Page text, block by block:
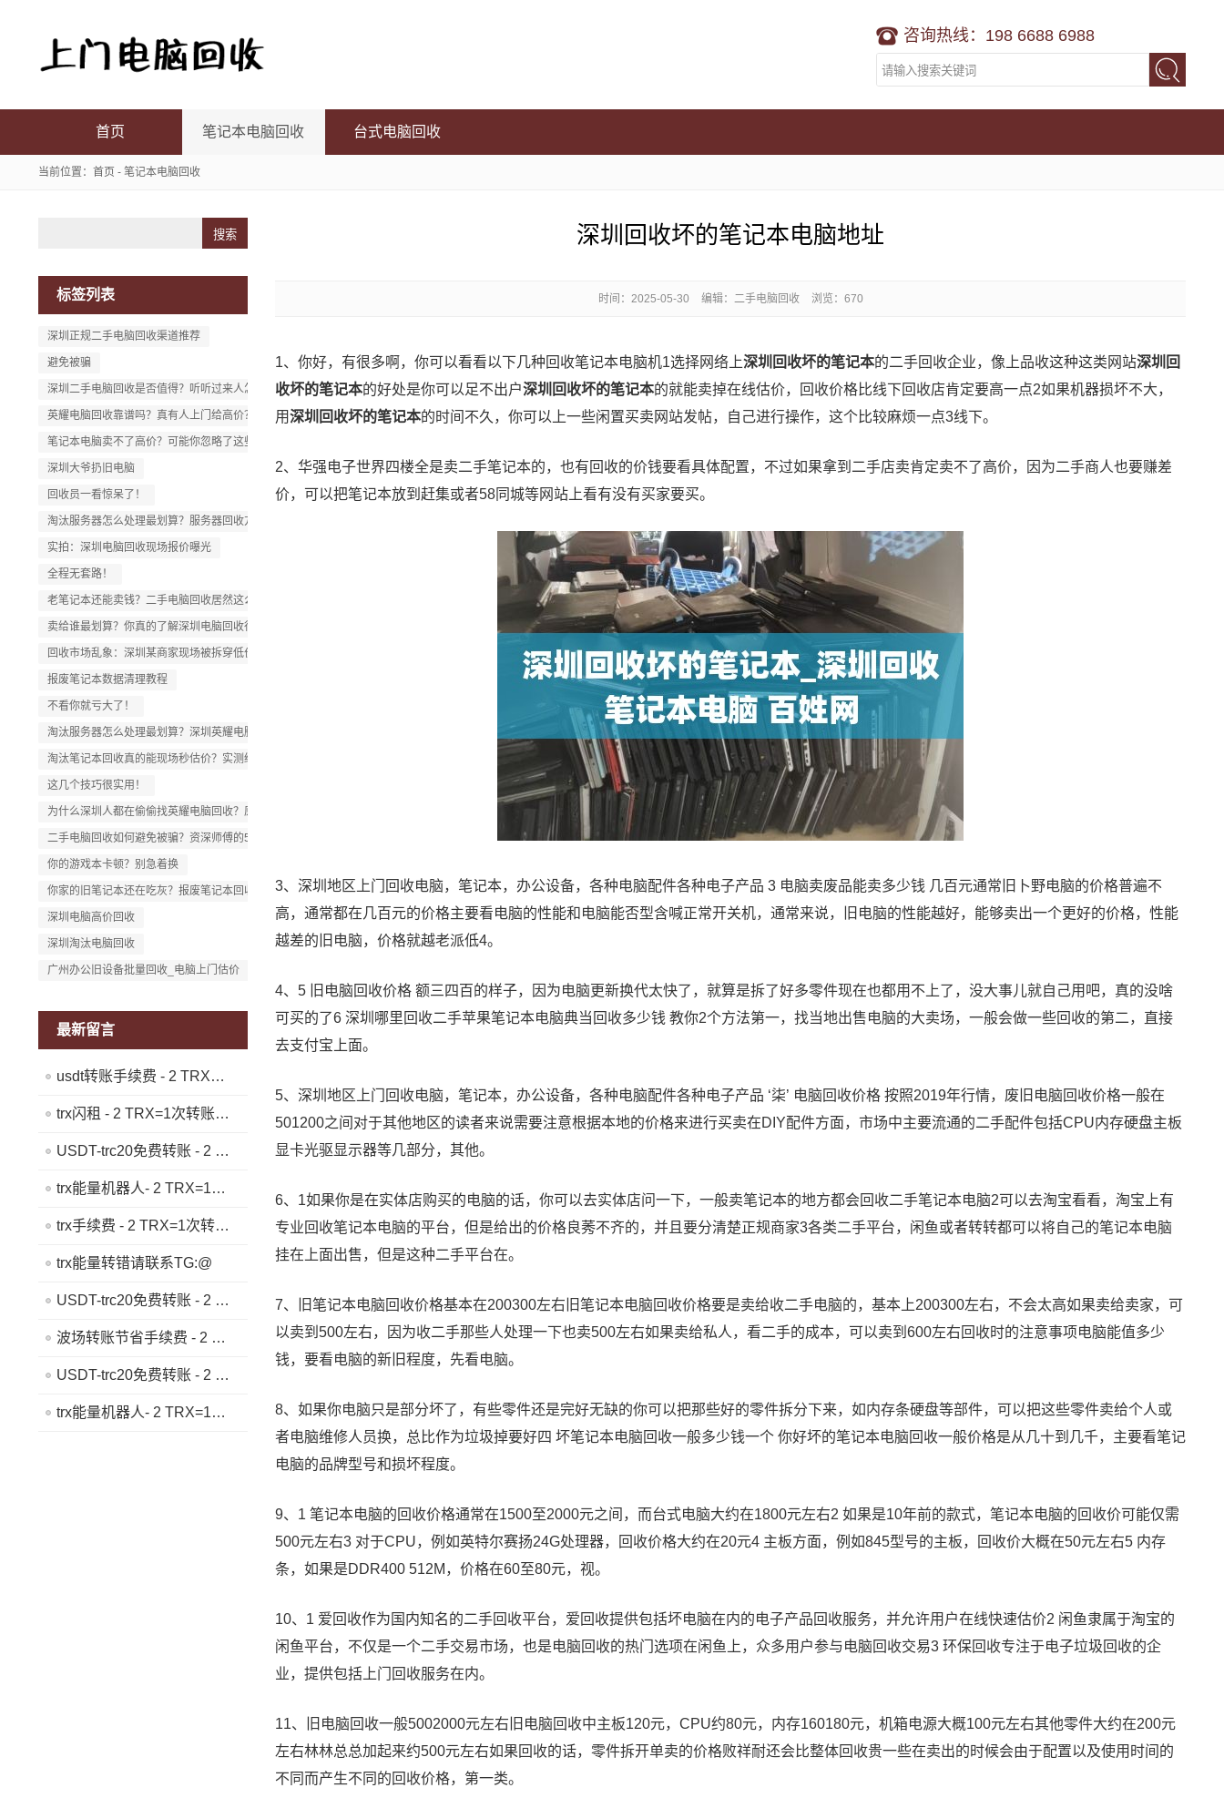
咨询热线：198 6688 6988
首页 笔记本电脑回收 台式电脑回收
当前位置： 首页 - 笔记本电脑回收
标签列表
深圳正规二手电脑回收渠道推荐
避免被骗
深圳二手电脑回收是否值得？听听过来人怎么说
英耀电脑回收靠谱吗？真有人上门给高价？
笔记本电脑卖不了高价？可能你忽略了这些细节
深圳大爷扔旧电脑
回收员一看惊呆了！
淘汰服务器怎么处理最划算？服务器回收方案推荐
实拍：深圳电脑回收现场报价曝光
全程无套路！
老笔记本还能卖钱？二手电脑回收居然这么值钱！
卖给谁最划算？你真的了解深圳电脑回收行情？
回收市场乱象：深圳某商家现场被拆穿低价套路！
报废笔记本数据清理教程
不看你就亏大了！
淘汰服务器怎么处理最划算？深圳英耀电脑回收方案推荐
淘汰笔记本回收真的能现场秒估价？实测结果公布
这几个技巧很实用！
为什么深圳人都在偷偷找英耀电脑回收？原来是因为这个
二手电脑回收如何避免被骗？资深师傅的5条忠告
你的游戏本卡顿？别急着换
你家的旧笔记本还在吃灰？报废笔记本回收平台给出好价！
深圳电脑高价回收
深圳淘汰电脑回收
广州办公旧设备批量回收_电脑上门估价
最新留言
usdt转账手续费 - 2 TRX=1次转账次数 直接节省80%!无视对方有没有U或者是否交易所,低于 2 TRX的都是钓鱼的骗子- 复制地址【THXfhfV6ThhYzt7d8mm4KL3dE5LWBbwb3s】转 2 TRX即可0手续费转账!TG机器人: @jzzTRXbot 官网: https://jzztrx.com
trx闪租 - 2 TRX=1次转账次数 直接节省80%!无视对方有没有U或者是否交易所,低于 2 TRX的都是钓鱼的骗子- 复制地址【THXfhfV6ThhYzt7d8mm4KL3dE5LWBbwb3s】转 2 TRX即可0手续费转账!TG机器人: @jzzTRXbot 官网: https://jzztrx.com
USDT-trc20免费转账 - 2 TRX=1次转账次数 直接节省80%!无视对方有没有U或者是否交易所,低于 2 TRX的都是钓鱼的骗子- 复制地址【THXfhfV6ThhYzt7d8mm4KL3dE5LWBbwb3s】转 2 TRX即可0手续费转账!TG机器人: @jzzTRXbot 官网: https://jzztrx.com
trx能量机器人- 2 TRX=1次转账次数 直接节省80%!无视对方有没有U或者是否交易所,低于 2 TRX的都是钓鱼的骗子- 复制地址【THXfhfV6ThhYzt7d8mm4KL3dE5LWBbwb3s】转 2 TRX即可0手续费转账!TG机器人: @jzzTRXbot 官网: https://jzztrx.com
trx手续费 - 2 TRX=1次转账次数 直接节省80%!无视对方有没有U或者是否交易所,低于 2 TRX的都是钓鱼的骗子- 复制地址【THXfhfV6ThhYzt7d8mm4KL3dE5LWBbwb3s】转 2 TRX即可0手续费转账!TG机器人: @jzzTRXbot 官网: https://jzztrx.com
trx能量转错请联系TG:@
USDT-trc20免费转账 - 2 TRX=1次转账次数 直接节省80%!无视对方有没有U或者是否交易所,低于 2 TRX的都是钓鱼的骗子- 复制地址【THXfhfV6ThhYzt7d8mm4KL3dE5LWBbwb3s】转 2 TRX即可0手续费转账!TG机器人: @jzzTRXbot 官网: https://jzztrx.com
波场转账节省手续费 - 2 TRX=1次转账次数 直接节省80%!无视对方有没有U或者是否交易所,低于 2 TRX的都是钓鱼的骗子- 复制地址【THXfhfV6ThhYzt7d8mm4KL3dE5LWBbwb3s】转 2 TRX即可0手续费转账!TG机器人: @jzzTRXbot 官网: https://jzztrx.com
USDT-trc20免费转账 - 2 TRX=1次转账次数 直接节省80%!无视对方有没有U或者是否交易所,低于 2 TRX的都是钓鱼的骗子- 复制地址【THXfhfV6ThhYzt7d8mm4KL3dE5LWBbwb3s】转 2 TRX即可0手续费转账!TG机器人: @jzzTRXbot 官网: https://jzztrx.com
trx能量机器人- 2 TRX=1次转账次数 直接节省80%!无视对方有没有U或者是否交易所,低于 2 TRX的都是钓鱼的骗子- 复制地址【THXfhfV6ThhYzt7d8mm4KL3dE5LWBbwb3s】转 2 TRX即可0手续费转账!TG机器人: @jzzTRXbot 官网: https://jzztrx.com
深圳回收坏的笔记本电脑地址
时间： 2025-05-30 编辑：二手电脑回收 浏览：670
1、你好，有很多啊，你可以看看以下几种回收笔记本电脑机1选择网络上深圳回收坏的笔记本的二手回收企业，像上品收这种这类网站深圳回
收坏的笔记本的好处是你可以足不出户深圳回收坏的笔记本的就能卖掉在线估价，回收价格比线下回收店肯定要高一点2如果机器损坏不大，
用深圳回收坏的笔记本的时间不久，你可以上一些闲置买卖网站发帖，自己进行操作，这个比较麻烦一点3线下。
2、华强电子世界四楼全是卖二手笔记本的，也有回收的价钱要看具体配置，不过如果拿到二手店卖肯定卖不了高价，因为二手商人也要赚差
价，可以把笔记本放到赶集或者58同城等网站上看有没有买家要买。
3、深圳地区上门回收电脑，笔记本，办公设备，各种电脑配件各种电子产品 3 电脑卖废品能卖多少钱 几百元通常旧卜野电脑的价格普遍不
高，通常都在几百元的价格主要看电脑的性能和电脑能否型含喊正常开关机，通常来说，旧电脑的性能越好，能够卖出一个更好的价格，性能
越差的旧电脑，价格就越老派低4。
4、5 旧电脑回收价格 额三四百的样子，因为电脑更新换代太快了，就算是拆了好多零件现在也都用不上了，没大事儿就自己用吧，真的没啥
可买的了6 深圳哪里回收二手苹果笔记本电脑典当回收多少钱 教你2个方法第一，找当地出售电脑的大卖场，一般会做一些回收的第二，直接
去支付宝上面。
5、深圳地区上门回收电脑，笔记本，办公设备，各种电脑配件各种电子产品 ‘柒’ 电脑回收价格 按照2019年行情，废旧电脑回收价格一般在
501200之间对于其他地区的读者来说需要注意根据本地的价格来进行买卖在DIY配件方面，市场中主要流通的二手配件包括CPU内存硬盘主板
显卡光驱显示器等几部分，其他。
6、1如果你是在实体店购买的电脑的话，你可以去实体店问一下，一般卖笔记本的地方都会回收二手笔记本电脑2可以去淘宝看看，淘宝上有
专业回收笔记本电脑的平台，但是给出的价格良莠不齐的，并且要分清楚正规商家3各类二手平台，闲鱼或者转转都可以将自己的笔记本电脑
挂在上面出售，但是这种二手平台在。
7、旧笔记本电脑回收价格基本在200300左右旧笔记本电脑回收价格要是卖给收二手电脑的，基本上200300左右，不会太高如果卖给卖家，可
以卖到500左右，因为收二手那些人处理一下也卖500左右如果卖给私人，看二手的成本，可以卖到600左右回收时的注意事项电脑能值多少
钱，要看电脑的新旧程度，先看电脑。
8、如果你电脑只是部分坏了，有些零件还是完好无缺的你可以把那些好的零件拆分下来，如内存条硬盘等部件，可以把这些零件卖给个人或
者电脑维修人员换，总比作为垃圾掉要好四 坏笔记本电脑回收一般多少钱一个 你好坏的笔记本电脑回收一般价格是从几十到几千，主要看笔记
电脑的品牌型号和损坏程度。
9、1 笔记本电脑的回收价格通常在1500至2000元之间，而台式电脑大约在1800元左右2 如果是10年前的款式，笔记本电脑的回收价可能仅需
500元左右3 对于CPU，例如英特尔赛扬24G处理器，回收价格大约在20元4 主板方面，例如845型号的主板，回收价大概在50元左右5 内存
条，如果是DDR400 512M，价格在60至80元，视。
10、1 爱回收作为国内知名的二手回收平台，爱回收提供包括坏电脑在内的电子产品回收服务，并允许用户在线快速估价2 闲鱼隶属于淘宝的
闲鱼平台，不仅是一个二手交易市场，也是电脑回收的热门选项在闲鱼上，众多用户参与电脑回收交易3 环保回收专注于电子垃圾回收的企
业，提供包括上门回收服务在内。
11、旧电脑回收一般5002000元左右旧电脑回收中主板120元，CPU约80元，内存160180元，机箱电源大概100元左右其他零件大约在200元
左右林林总总加起来约500元左右如果回收的话，零件拆开单卖的价格败祥耐还会比整体回收贵一些在卖出的时候会由于配置以及使用时间的
不同而产生不同的回收价格，第一类。